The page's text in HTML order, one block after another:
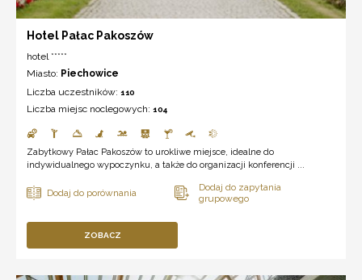
Hotel Pałac Pakoszów
hotel *****
Miasto: Piechowice
Liczba uczestników: 110
Liczba miejsc noclegowych: 104
Zabytkowy Pałac Pakoszów to urokliwe miejsce, idealne do
indywidualnego wypoczynku, a także do organizacji konferencji ...
ZOBACZ